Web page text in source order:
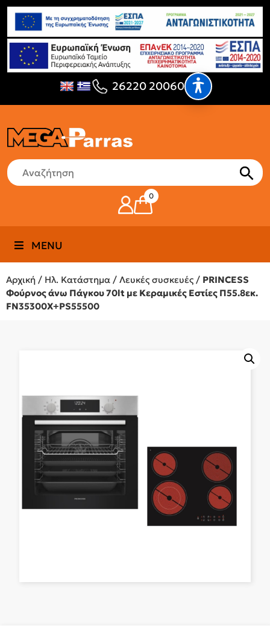
26220 20060
0
MENU
Αρχική / Ηλ. Κατάστημα / Λευκές συσκευές / PRINCESS
Φούρνος άνω Πάγκου 70lt με Κεραμικές Εστίες Π55.8εκ.
FN35300X+PS55500